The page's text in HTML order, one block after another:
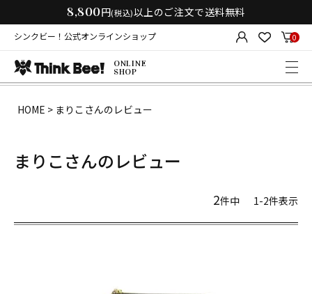
8,800円(税込)以上のご注文で送料無料
シンクビー！公式オンラインショップ 0
ONLINE
SHOP
HOME まりこさんのレビュー
まりこさんのレビュー
2件中 1-2件表示